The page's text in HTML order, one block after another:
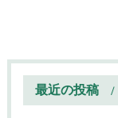
最近の投稿